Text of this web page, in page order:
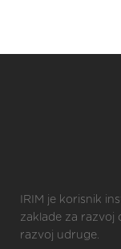
IRIM je korisnik
zaklade za razvoj
razvoj udruge.